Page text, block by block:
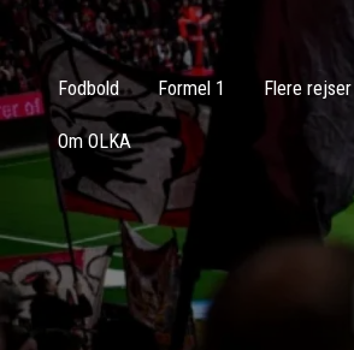
Fodbold Formel 1 Flere rejser
Om OLKA